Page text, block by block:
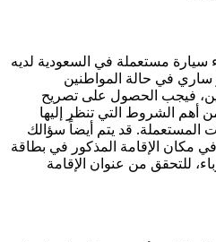
مستعملة في السعودية لديه
ساري في حالة المواطنين
فيجب الحصول على تصريح
أهم الشروط التي تنظر إليها
المستعملة. قد يتم أيضاً سؤالك
مكان الإقامة المذكور في بطاقة
للتحقق من عنوان الإقامة